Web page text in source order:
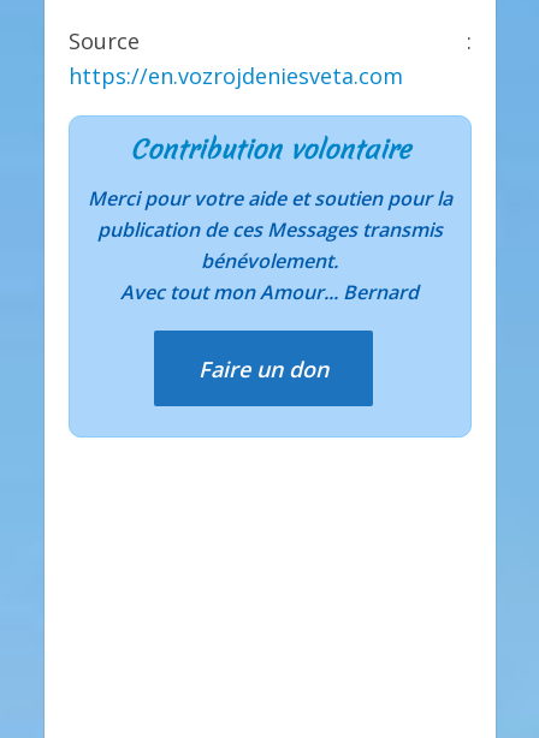
Source :
https://en.vozrojdeniesveta.com
Contribution volontaire
Merci pour votre aide et soutien pour la
publication de ces Messages transmis
bénévolement.
Avec tout mon Amour... Bernard
Faire un don